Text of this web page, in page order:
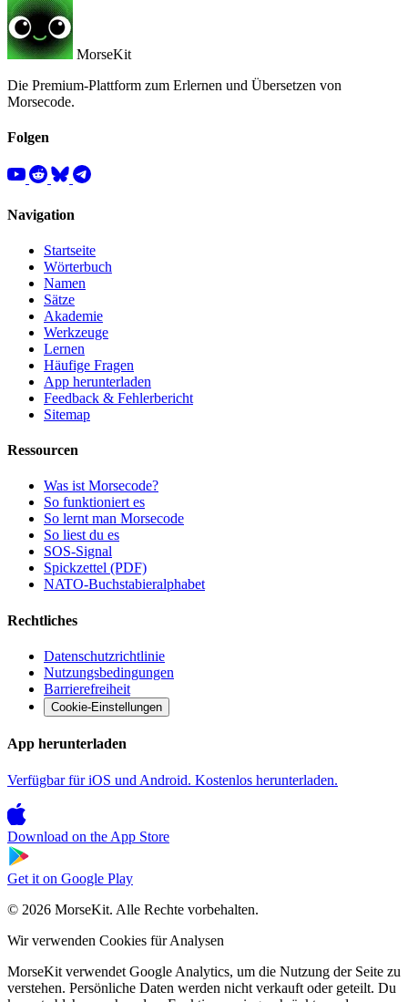
MorseKit
Die Premium-Plattform zum Erlernen und Übersetzen von
Morsecode.
Folgen
Navigation
Startseite
Wörterbuch
Namen
Sätze
Akademie
Werkzeuge
Lernen
Häufige Fragen
App herunterladen
Feedback & Fehlerbericht
Sitemap
Ressourcen
Was ist Morsecode?
So funktioniert es
So lernt man Morsecode
So liest du es
SOS-Signal
Spickzettel (PDF)
NATO-Buchstabieralphabet
Rechtliches
Datenschutzrichtlinie
Nutzungsbedingungen
Barrierefreiheit
Cookie-Einstellungen
App herunterladen
Verfügbar für iOS und Android. Kostenlos herunterladen.
Download on the App Store
Get it on Google Play
© 2026 MorseKit. Alle Rechte vorbehalten.
Wir verwenden Cookies für Analysen
MorseKit verwendet Google Analytics, um die Nutzung der Seite zu
verstehen. Persönliche Daten werden nicht verkauft oder geteilt. Du